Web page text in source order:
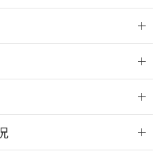
影響
完了までの期間は出
在することから備考
おりました。
の在庫切替を完了
段のことがない限